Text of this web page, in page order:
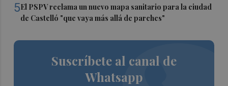
5El PSPV reclama un nuevo mapa sanitario para la ciudad
de Castelló "que vaya más allá de parches"
Suscríbete al canal de
Whatsapp